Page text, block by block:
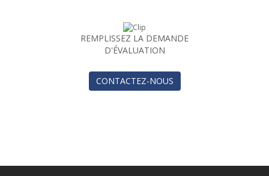
REMPLISSEZ LA DEMANDE
D'ÉVALUATION
CONTACTEZ-NOUS